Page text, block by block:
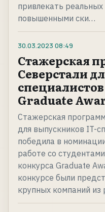
привлекать
повышенными ски…
30.03.2023 08:49
Стажерская
Северстали
Graduate
Стажерская
для выпускников IT-
победила в
работе со
конкурса Graduate
конкурсе были
крупных компаний из